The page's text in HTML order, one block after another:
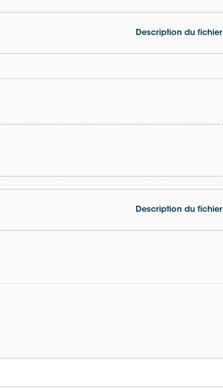
Description du fichier
Description du fichier